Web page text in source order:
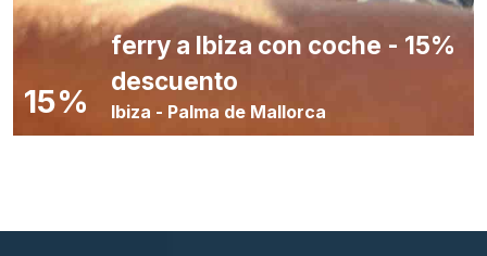
15%
ferry a Ibiza con coche - 15%
descuento
Ibiza - Palma de Mallorca